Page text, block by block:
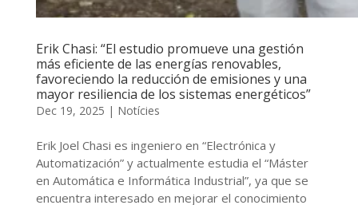
Erik Chasi: “El estudio promueve una gestión
más eficiente de las energías renovables,
favoreciendo la reducción de emisiones y una
mayor resiliencia de los sistemas energéticos”
Dec 19, 2025 | Notícies
Erik Joel Chasi es ingeniero en “Electrónica y
Automatización” y actualmente estudia el “Máster
en Automática e Informática Industrial”, ya que se
encuentra interesado en mejorar el conocimiento